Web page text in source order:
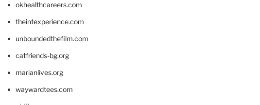
okhealthcareers.com
theintexperience.com
unboundedthefilm.com
catfriends-bg.org
marianlives.org
waywardtees.com